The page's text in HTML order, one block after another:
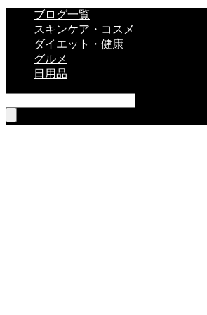
ブログ一覧
スキンケア・コスメ
ダイエット・健康
グルメ
日用品